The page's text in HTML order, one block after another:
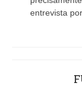
entrevista